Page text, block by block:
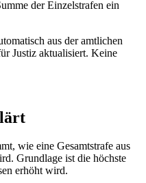
der Einzelstrafen ein
aus der amtlichen
Justiz aktualisiert. Keine
wie eine Gesamtstrafe aus
Grundlage ist die höchste
erhöht wird.